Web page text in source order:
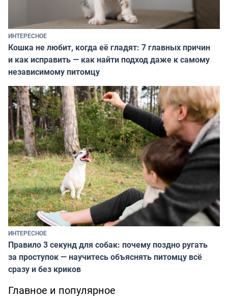
ИНТЕРЕСНОЕ
Кошка не любит, когда её гладят: 7 главных причин
и как исправить — как найти подход даже к самому
независимому питомцу
ИНТЕРЕСНОЕ
Правило 3 секунд для собак: почему поздно ругать
за проступок — научитесь объяснять питомцу всё
сразу и без криков
Главное и популярное